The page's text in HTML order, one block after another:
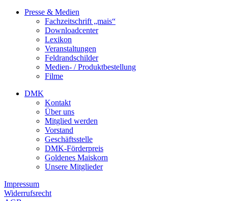
Presse & Medien
Fachzeitschrift „mais“
Downloadcenter
Lexikon
Veranstaltungen
Feldrandschilder
Medien- / Produktbestellung
Filme
DMK
Kontakt
Über uns
Mitglied werden
Vorstand
Geschäftsstelle
DMK-Förderpreis
Goldenes Maiskorn
Unsere Mitglieder
Impressum
Widerrufsrecht